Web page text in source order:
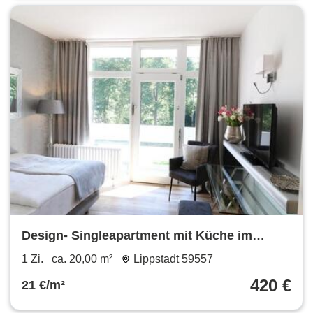
Design- Singleapartment mit Küche im
SalinenparcINN in Bad Waldliesborn
1 Zi. ca. 20,00 m² Lippstadt 59557
21 €/m² 420 €